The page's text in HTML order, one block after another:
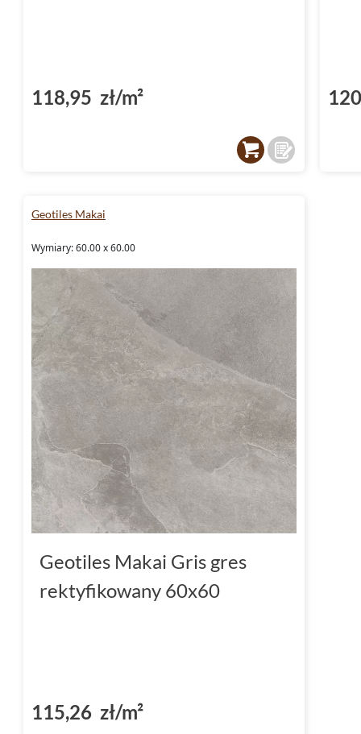
118,95 zł/m²
Geotiles Makai
Wymiary: 60.00 x 60.00
Geotiles Makai Gris gres
rektyfikowany 60x60
115,26 zł/m²